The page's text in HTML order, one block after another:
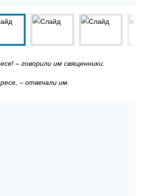
– говорили им священники.
– отвечали им.